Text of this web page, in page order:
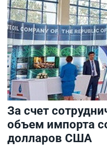
За счет
объем импорта
долларов США